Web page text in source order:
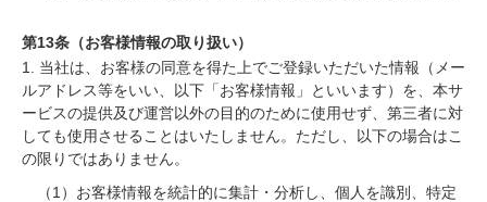
第13条（お客様情報の取り扱い）
1. 当社は、お客様の同意を得た上でご登録いただいた情報（メー
ルアドレス等をいい、以下「お客様情報」といいます）を、本サ
ービスの提供及び運営以外の目的のために使用せず、第三者に対
しても使用させることはいたしません。ただし、以下の場合はこ
の限りではありません。
（1）お客様情報を統計的に集計・分析し、個人を識別、特定